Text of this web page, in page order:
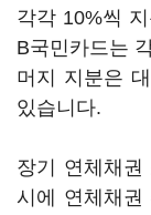
각각 10%씩
B국민카드는
머지 지분은
있습니다.
장기 연체채
시에 연체채권